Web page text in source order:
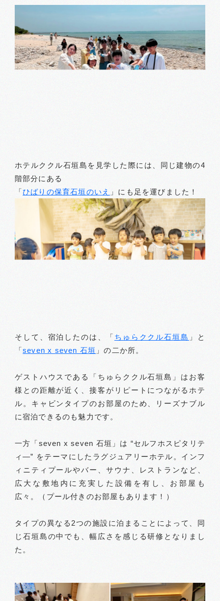
ホテルククル石垣島を見学した際には、同じ建物の4
階部分にある
「ひばりの保育石垣のいえ 」にも足を運びました！
そして、宿泊したのは、「 ちゅらククル石垣島 」と
「seven x seven 石垣 」の二か所。
ゲストハウスである「ちゅらククル石垣島」はお客
様との距離が近く、接客がリピートにつながるホテ
ル。キャビンタイプのお部屋のため、リーズナブル
に宿泊できるのも魅力です。
一方「seven x seven 石垣」は “セルフホスピタリテ
ィ―” をテーマにしたラグジュアリーホテル。インフ
ィニティプールやバー、サウナ、レストランなど、
広大な敷地内に充実した設備を有し、お部屋も
広々。（プール付きのお部屋もあります！）
タイプの異なる2つの施設に泊まることによって、同
じ石垣島の中でも、幅広さを感じる研修となりまし
た。